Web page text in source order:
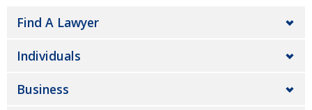
Find A Lawyer
Individuals
Business